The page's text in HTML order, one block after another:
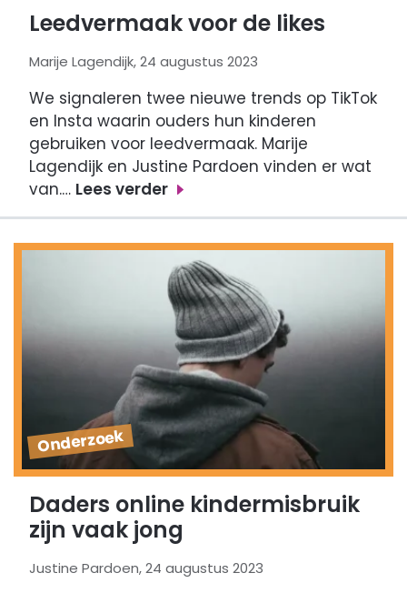
Leedvermaak voor de likes
Marije Lagendijk, 24 augustus 2023
We signaleren twee nieuwe trends op TikTok
en Insta waarin ouders hun kinderen
gebruiken voor leedvermaak. Marije
Lagendijk en Justine Pardoen vinden er wat
van.… Lees verder
Onderzoek
Daders online kindermisbruik
zijn vaak jong
Justine Pardoen, 24 augustus 2023